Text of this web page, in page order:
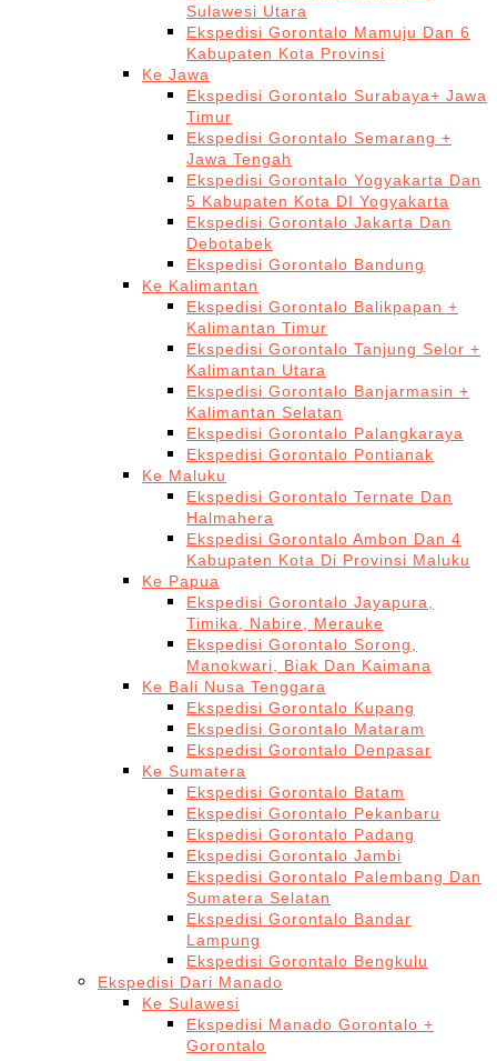
Sulawesi Utara
Ekspedisi Gorontalo Mamuju Dan 6
Kabupaten Kota Provinsi
Ke Jawa
Ekspedisi Gorontalo Surabaya+ Jawa
Timur
Ekspedisi Gorontalo Semarang +
Jawa Tengah
Ekspedisi Gorontalo Yogyakarta Dan
5 Kabupaten Kota DI Yogyakarta
Ekspedisi Gorontalo Jakarta Dan
Debotabek
Ekspedisi Gorontalo Bandung
Ke Kalimantan
Ekspedisi Gorontalo Balikpapan +
Kalimantan Timur
Ekspedisi Gorontalo Tanjung Selor +
Kalimantan Utara
Ekspedisi Gorontalo Banjarmasin +
Kalimantan Selatan
Ekspedisi Gorontalo Palangkaraya
Ekspedisi Gorontalo Pontianak
Ke Maluku
Ekspedisi Gorontalo Ternate Dan
Halmahera
Ekspedisi Gorontalo Ambon Dan 4
Kabupaten Kota Di Provinsi Maluku
Ke Papua
Ekspedisi Gorontalo Jayapura,
Timika, Nabire, Merauke
Ekspedisi Gorontalo Sorong,
Manokwari, Biak Dan Kaimana
Ke Bali Nusa Tenggara
Ekspedisi Gorontalo Kupang
Ekspedisi Gorontalo Mataram
Ekspedisi Gorontalo Denpasar
Ke Sumatera
Ekspedisi Gorontalo Batam
Ekspedisi Gorontalo Pekanbaru
Ekspedisi Gorontalo Padang
Ekspedisi Gorontalo Jambi
Ekspedisi Gorontalo Palembang Dan
Sumatera Selatan
Ekspedisi Gorontalo Bandar
Lampung
Ekspedisi Gorontalo Bengkulu
Ekspedisi Dari Manado
Ke Sulawesi
Ekspedisi Manado Gorontalo +
Gorontalo